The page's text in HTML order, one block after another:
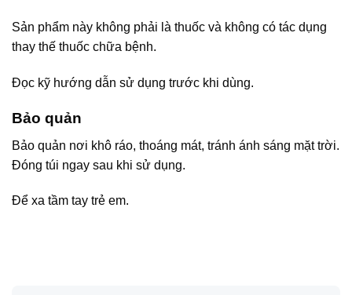
Sản phẩm này không phải là thuốc và không có tác dụng
thay thế thuốc chữa bệnh.
Đọc kỹ hướng dẫn sử dụng trước khi dùng.
Bảo quản
Bảo quản nơi khô ráo, thoáng mát, tránh ánh sáng mặt trời.
Đóng túi ngay sau khi sử dụng.
Để xa tầm tay trẻ em.